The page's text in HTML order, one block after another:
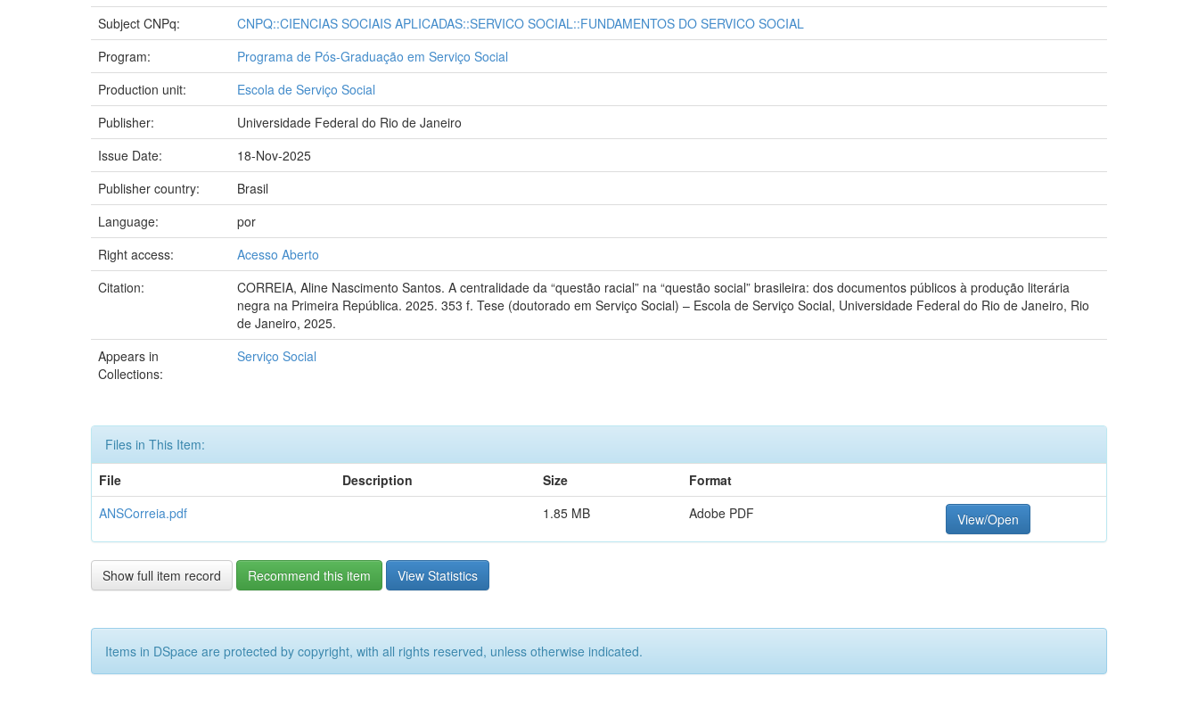
Subject CNPq:
CNPQ::CIENCIAS SOCIAIS APLICADAS::SERVICO SOCIAL::FUNDAMENTOS DO SERVICO SOCIAL
Program:
Programa de Pós-Graduação em Serviço Social
Production unit:
Escola de Serviço Social
Publisher:
Universidade Federal do Rio de Janeiro
Issue Date:
18-Nov-2025
Publisher country:
Brasil
Language:
por
Right access:
Acesso Aberto
Citation:
CORREIA, Aline Nascimento Santos. A centralidade da “questão racial” na “questão social” brasileira: dos documentos públicos à produção literária
negra na Primeira República. 2025. 353 f. Tese (doutorado em Serviço Social) – Escola de Serviço Social, Universidade Federal do Rio de Janeiro, Rio
de Janeiro, 2025.
Appears in
Collections:
Serviço Social
Files in This Item:
File
Description Size
Format
ANSCorreia.pdf
1.85 MB Adobe PDF View/Open
Show full item record Recommend this item View Statistics
Items in DSpace are protected by copyright, with all rights reserved, unless otherwise indicated.